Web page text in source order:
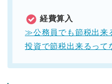
経費算入
≫公務員でも節税出来
投資で節税出来るって